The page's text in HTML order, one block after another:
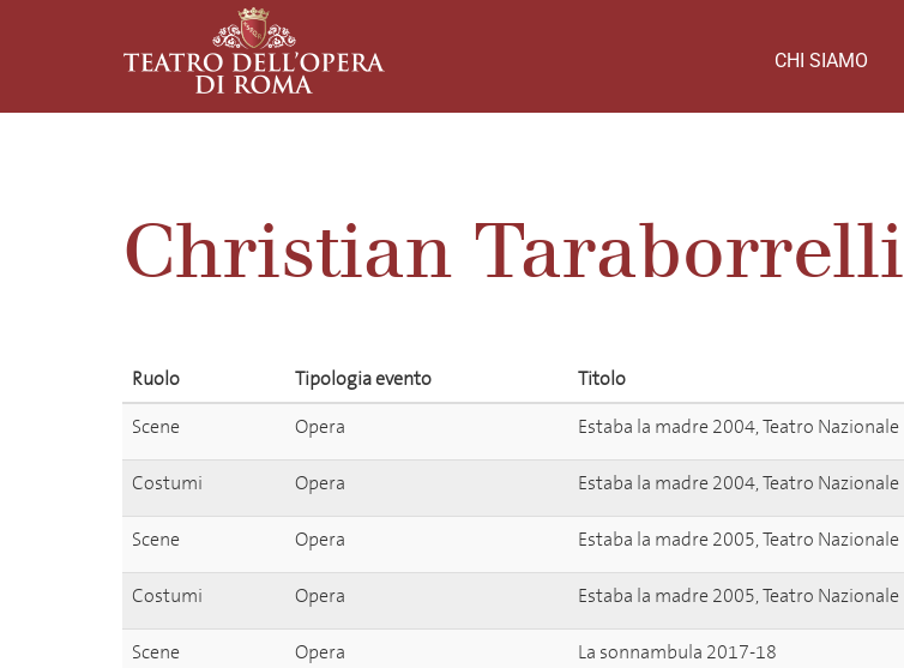
CHI SIAMO
Christian Taraborrelli
Ruolo Tipologia evento
Titolo
Scene
Opera Estaba la madre 2004, Teatro Nazionale
Costumi Opera Estaba la madre 2004, Teatro Nazionale
Scene Opera Estaba la madre 2005, Teatro Nazionale
Costumi Opera Estaba la madre 2005, Teatro Nazionale
Scene Opera La sonnambula 2017-18